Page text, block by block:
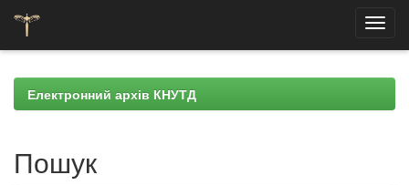
navigationЕлектронний архів КНУТД
Пошук